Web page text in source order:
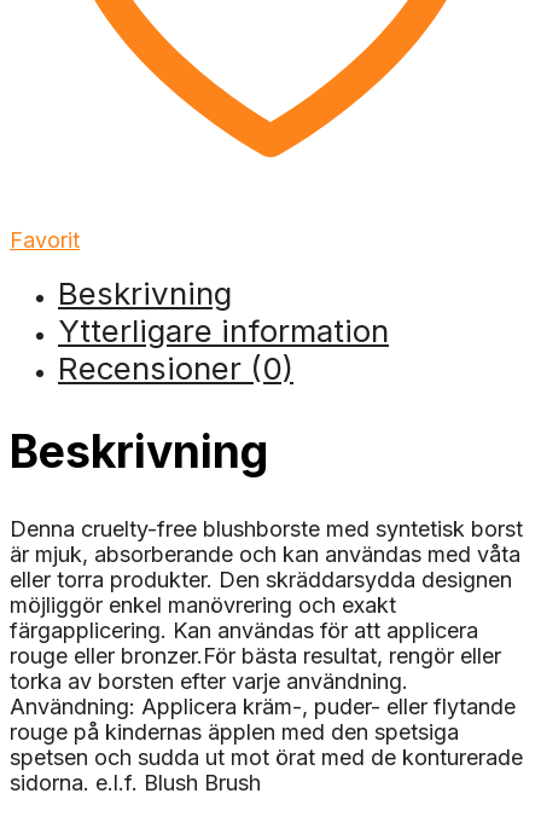
Favorit
Beskrivning
Ytterligare information
Recensioner (0)
Beskrivning
Denna cruelty-free blushborste med syntetisk borst
är mjuk, absorberande och kan användas med våta
eller torra produkter. Den skräddarsydda designen
möjliggör enkel manövrering och exakt
färgapplicering. Kan användas för att applicera
rouge eller bronzer.För bästa resultat, rengör eller
torka av borsten efter varje användning.
Användning: Applicera kräm-, puder- eller flytande
rouge på kindernas äpplen med den spetsiga
spetsen och sudda ut mot örat med de konturerade
sidorna. e.l.f. Blush Brush